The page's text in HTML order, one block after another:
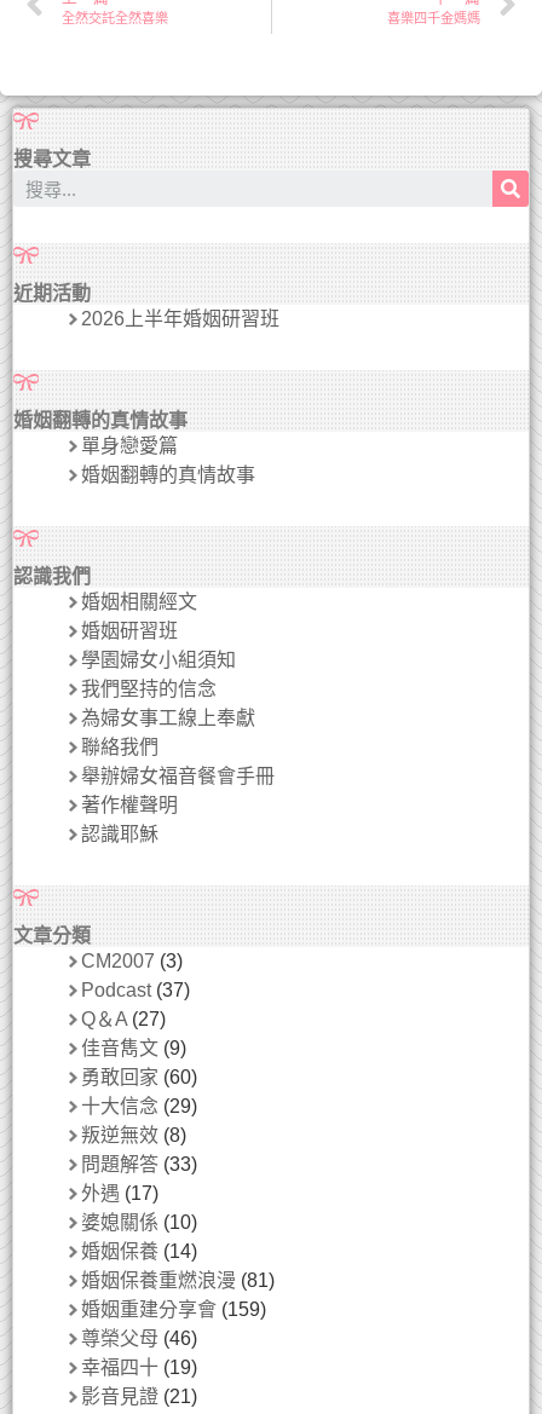
全然交託全然喜樂 喜樂四千金媽媽
搜尋文章
近期活動
2026上半年婚姻研習班
婚姻翻轉的真情故事
單身戀愛篇
婚姻翻轉的真情故事
認識我們
婚姻相關經文
婚姻研習班
學園婦女小組須知
我們堅持的信念
為婦女事工線上奉獻
聯絡我們
舉辦婦女福音餐會手冊
著作權聲明
認識耶穌
文章分類
CM2007 (3)
Podcast(37)
Q＆A (27)
佳音雋文 (9)
勇敢回家 (60)
十大信念 (29)
叛逆無效 (8)
問題解答 (33)
外遇 (17)
婆媳關係 (10)
婚姻保養 (14)
婚姻保養重燃浪漫 (81)
婚姻重建分享會 (159)
尊榮父母 (46)
幸福四十 (19)
影音見證 (21)